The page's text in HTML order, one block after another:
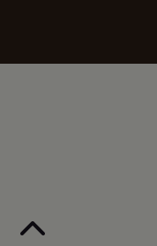
Anterior